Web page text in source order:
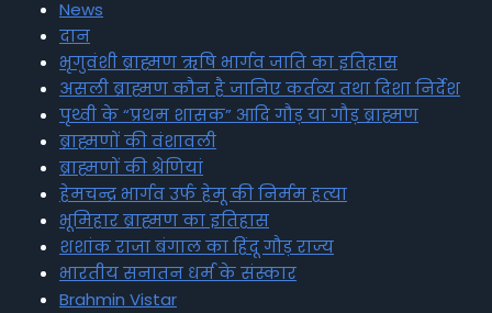
News
दान
भृगुवंशी ब्राह्मण ऋषि भार्गव जाति का इतिहास
असली ब्राह्मण कौन है जानिए कर्तव्य तथा दिशा निर्देश
पृथ्वी के “प्रथम शासक” आदि गौड़ या गौड़ ब्राह्मण
ब्राह्मणों की वंशावली
ब्राह्मणों की श्रेणियां
हेमचन्द्र भार्गव उर्फ हेमू की निर्मम हत्या
भूमिहार ब्राह्मण का इतिहास
शशांक राजा बंगाल का हिंदू गौड़ राज्य
भारतीय सनातन धर्म के संस्कार
Brahmin Vistar